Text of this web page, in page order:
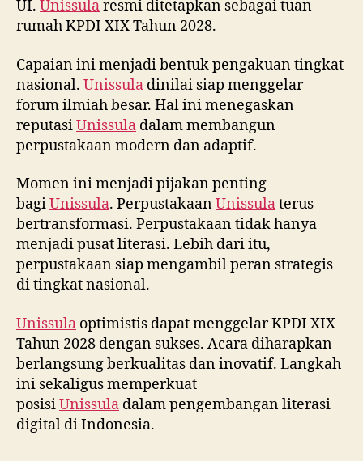
UI. Unissularesmi ditetapkan sebagai tuan
rumah KPDI XIX Tahun 2028.
Capaian ini menjadi bentuk pengakuan tingkat
nasional. Unissula dinilai siap menggelar
forum ilmiah besar. Hal ini menegaskan
reputasiUnissula dalam membangun
perpustakaan modern dan adaptif.
Momen ini menjadi pijakan penting
bagiUnissula. PerpustakaanUnissulaterus
bertransformasi. Perpustakaan tidak hanya
menjadi pusat literasi. Lebih dari itu,
perpustakaan siap mengambil peran strategis
di tingkat nasional.
Unissula optimistis dapat menggelar KPDI XIX
Tahun 2028 dengan sukses. Acara diharapkan
berlangsung berkualitas dan inovatif. Langkah
ini sekaligus memperkuat
posisiUnissula dalam pengembangan literasi
digital di Indonesia.